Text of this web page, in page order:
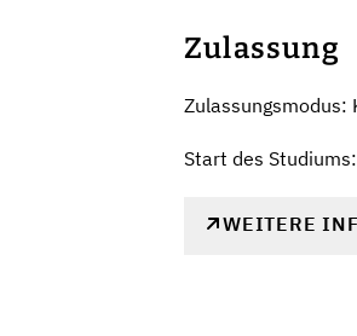
Zulassung
Zulassungsmodus:
Start des
WEITERE